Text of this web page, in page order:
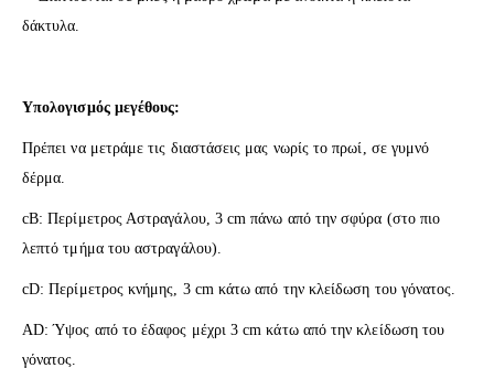
δάκτυλα.
Υπολογισμός μεγέθους:
Πρέπει να μετράμε τις διαστάσεις μας νωρίς το πρωί, σε γυμνό
δέρμα.
cB: Περίμετρος Αστραγάλου, 3 cm πάνω από την σφύρα (στο πιο
λεπτό τμήμα του αστραγάλου).
cD: Περίμετρος κνήμης, 3 cm κάτω από την κλείδωση του γόνατος.
AD: Ύψος από το έδαφος μέχρι 3 cm κάτω από την κλείδωση του
γόνατος.